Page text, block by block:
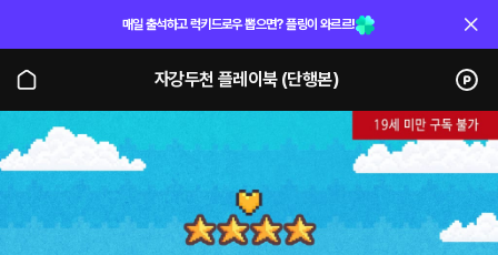
매일 출석하고 럭키드로우 뽑으면? 플링이 와르르!
자강두천 플레이북 (단행본)